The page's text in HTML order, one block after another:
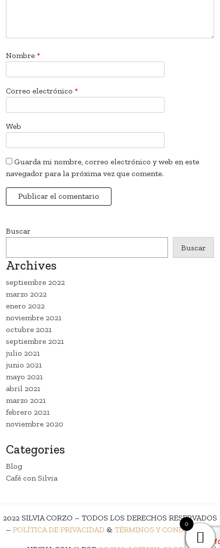
Nombre *
Correo electrónico *
Web
Guarda mi nombre, correo electrónico y web en este
navegador para la próxima vez que comente.
Buscar
Buscar
Archives
septiembre 2022
marzo 2022
enero 2022
noviembre 2021
octubre 2021
septiembre 2021
julio 2021
junio 2021
mayo 2021
abril 2021
marzo 2021
febrero 2021
noviembre 2020
Categories
Blog
Café con Silvia
2022 SILVIA CORZO – TODOS LOS DERECHOS RESERVADOS
– POLÍTICA DE PRIVACIDAD & TÉRMINOS Y CONDICIONES
0